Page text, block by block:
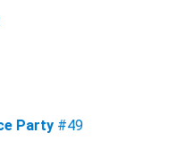
Party #49